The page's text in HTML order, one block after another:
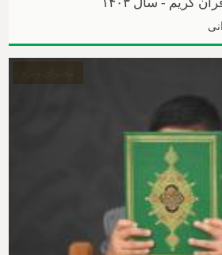
محتوای ویژه